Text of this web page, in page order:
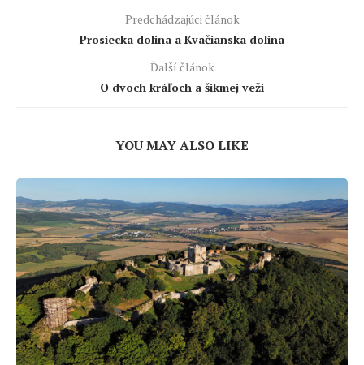
Predchádzajúci článok
Prosiecka dolina a Kvačianska dolina
Ďalší článok
O dvoch kráľoch a šikmej veži
YOU MAY ALSO LIKE